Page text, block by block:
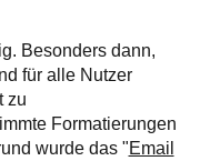
Besonders dann,
für alle Nutzer
zu
Formatierungen
wurde das "Email